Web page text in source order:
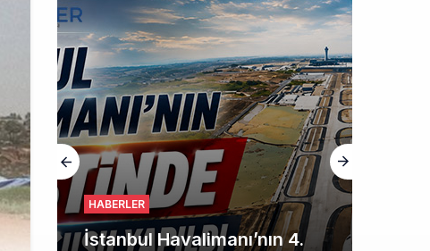
HABERLER
İstanbul Havalimanı’nın 4.